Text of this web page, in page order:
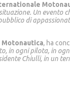
Un
di
, ha
in ogni pilota, in
Chiulli, in un